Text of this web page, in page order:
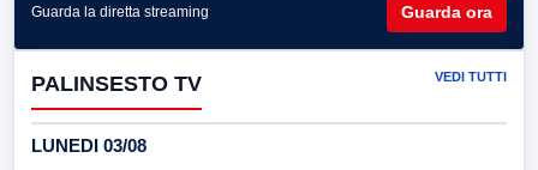
Guarda la diretta streaming Guarda ora
PALINSESTO TV VEDI TUTTI
LUNEDI 03/08